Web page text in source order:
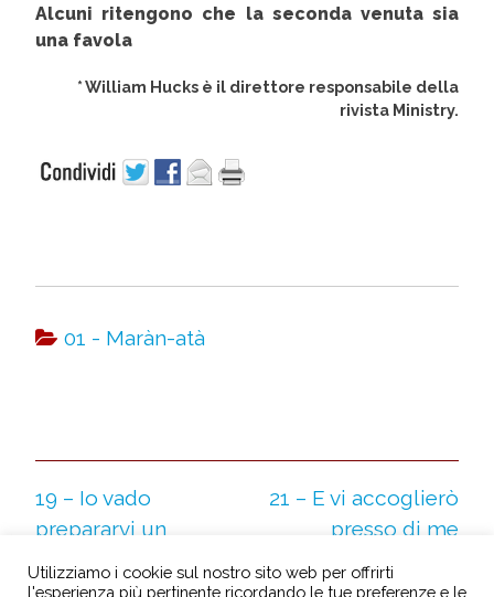
Alcuni ritengono che la seconda venuta sia
una favola
* William Hucks è il direttore responsabile della
rivista Ministry.
01 - Maràn-atà
19 – Io vado
prepararvi un
21 – E vi accoglierò
presso di me
Utilizziamo i cookie sul nostro sito web per offrirti
l'esperienza più pertinente ricordando le tue preferenze e le